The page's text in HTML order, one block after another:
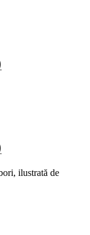
ilustrată de